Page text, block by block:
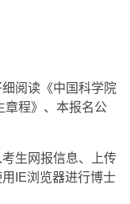
阅读《中国科学院
章程》、本报名公
生网报信息、上传
IE浏览器进行博士